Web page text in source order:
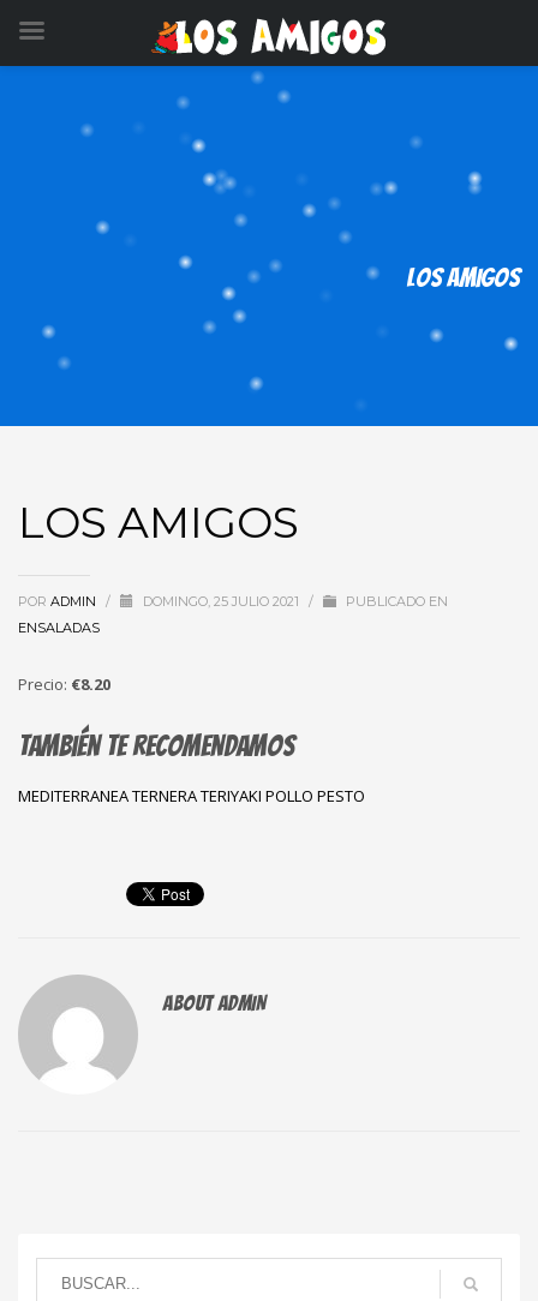
LOS AMIGOS
LOS AMIGOS
POR ADMIN / DOMINGO, 25 JULIO 2021 /
PUBLICADO EN
ENSALADAS
Precio: €8.20
También te recomendamos
MEDITERRANEATERNERA TERIYAKI POLLO PESTO
ABOUTADMIN